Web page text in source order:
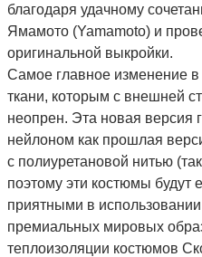
благодаря удачному
Ямамото (Yamamoto) и
оригинальной выкройки.
Самое главное изменение
ткани, которым с внешней
неопрен. Эта новая версия
нейлоном как прошлая
с полиуретановой нитью
поэтому эти костюмы будут
приятными в
премиальных мировых
теплоизоляции костюмов